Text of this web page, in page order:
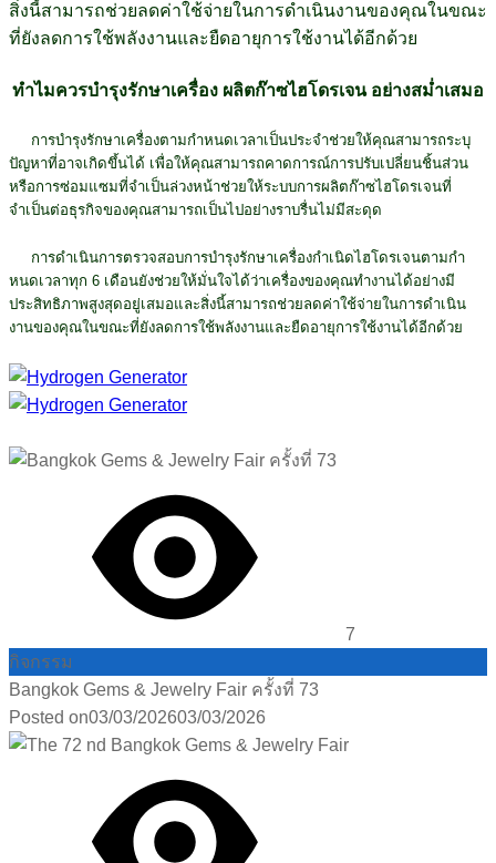
สิ่งนี้สามารถช่วยลดค่าใช้จ่ายในการดําเนินงานของคุณในขณะ
ที่ยังลดการใช้พลังงานและยืดอายุการใช้งานได้อีกด้วย
ทำไมควรบำรุงรักษาเครื่อง ผลิตก๊าซไฮโดรเจน อย่างสม่ำเสมอ
การบํารุงรักษาเครื่องตามกําหนดเวลาเป็นประจําช่วยให้คุณสามารถระบุ
ปัญหาที่อาจเกิดขึ้นได้ เพื่อให้คุณสามารถคาดการณ์การปรับเปลี่ยนชิ้นส่วน
หรือการซ่อมแซมที่จําเป็นล่วงหน้าช่วยให้ระบบการผลิตก๊าซไฮโดรเจนที่
จำเป็นต่อธุรกิจของคุณสามารถเป็นไปอย่างราบรื่นไม่มีสะดุด
การดําเนินการตรวจสอบการบํารุงรักษาเครื่องกําเนิดไฮโดรเจนตามกํา
หนดเวลาทุก 6 เดือนยังช่วยให้มั่นใจได้ว่าเครื่องของคุณทํางานได้อย่างมี
ประสิทธิภาพสูงสุดอยู่เสมอและสิ่งนี้สามารถช่วยลดค่าใช้จ่ายในการดําเนิน
งานของคุณในขณะที่ยังลดการใช้พลังงานและยืดอายุการใช้งานได้อีกด้วย
7
กิจกรรม
Bangkok Gems & Jewelry Fair ครั้งที่ 73
Posted on03/03/202603/03/2026